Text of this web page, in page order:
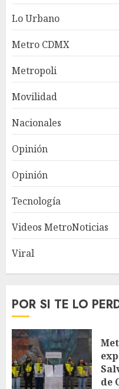
Lo Urbano
Metro CDMX
Metropoli
Movilidad
Nacionales
Opinión
Opinión
Tecnología
Videos MetroNoticias
Viral
POR SI TE LO
de